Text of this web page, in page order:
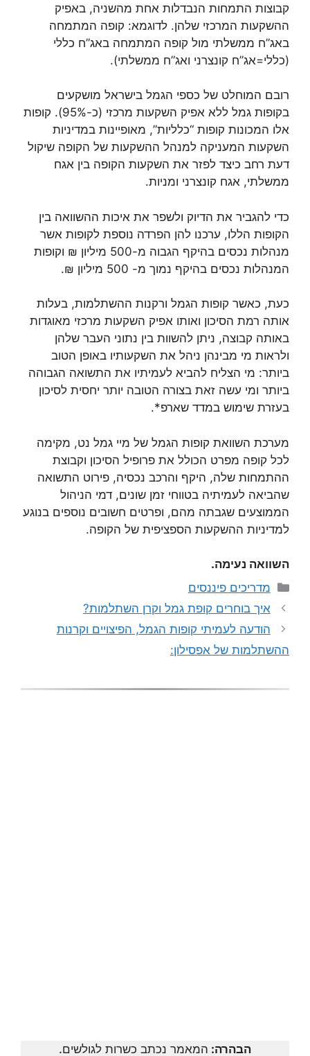
קבוצות התמחות הנבדלות אחת מהשניה, באפיק
ההשקעות המרכזי שלהן. לדוגמא: קופה המתמחה
באג”ח ממשלתי מול קופה המתמחה באג”ח כללי
(כללי=אג”ח קונצרני ואג”ח ממשלתי).
רובם המוחלט של כספי הגמל בישראל מושקעים
בקופות גמל ללא אפיק השקעות מרכזי (כ-95%). קופות
אלו המכונות קופות “כלליות”, מאופיינות במדיניות
השקעות המעניקה למנהל ההשקעות של הקופה שיקול
דעת רחב כיצד לפזר את השקעות הקופה בין אגח
ממשלתי, אגח קונצרני ומניות.
כדי להגביר את הדיוק ולשפר את איכות ההשוואה בין
הקופות הללו, ערכנו להן הפרדה נוספת לקופות אשר
מנהלות נכסים בהיקף הגבוה מ-500 מיליון ₪ וקופות
המנהלות נכסים בהיקף נמוך מ- 500 מיליון ₪.
כעת, כאשר קופות הגמל ורקנות ההשתלמות, בעלות
אותה רמת הסיכון ואותו אפיק השקעות מרכזי מאוגדות
באותה קבוצה, ניתן להשוות בין נתוני העבר שלהן
ולראות מי מבינהן ניהל את השקעותיו באופן הטוב
ביותר: מי הצליח להביא לעמיתיו את התשואה הגבוהה
ביותר ומי עשה זאת בצורה הטובה יותר יחסית לסיכון
בעזרת שימוש במדד שארפ*.
מערכת השוואת קופות הגמל של מיי גמל נט, מקימה
לכל קופה מפרט הכולל את פרופיל הסיכון וקבוצת
ההתמחות שלה, היקף והרכב נכסיה, פירוט התשואה
שהביאה לעמיתיה בטווחי זמן שונים, דמי הניהול
הממוצעים שגבתה מהם, ופרטים חשובים נוספים בנוגע
למדיניות ההשקעות הספציפית של הקופה.
השוואה נעימה.
קטגוריות
מדריכים פיננסים
איך בוחרים קופת גמל וקרן השתלמות?
הודעה לעמיתי קופות הגמל, הפיצויים וקרנות
ההשתלמות של אפסילון:
הבהרה: המאמר נכתב כשרות לגולשים.